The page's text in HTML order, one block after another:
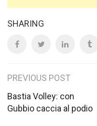
SHARING
Post
navigation
PREVIOUS POST
Bastia Volley: con
Gubbio caccia al podio